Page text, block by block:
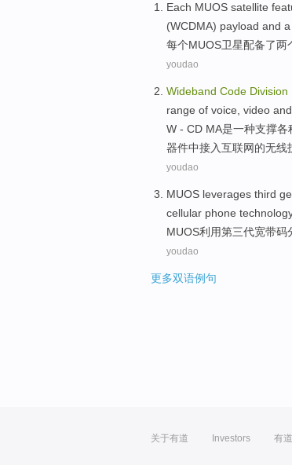
Each MUOS satellite
(WCDMA) payload and
每个MUOS卫星配备了两
youdao
Wideband Code Division
range of voice video and
W - CD MA是一种支撑各
器件中接入互联网的无线
youdao
MUOS leverages third
cellular phone
MUOS利用第三代宽带码
youdao
更多双语例句
关于有道 Investors 有